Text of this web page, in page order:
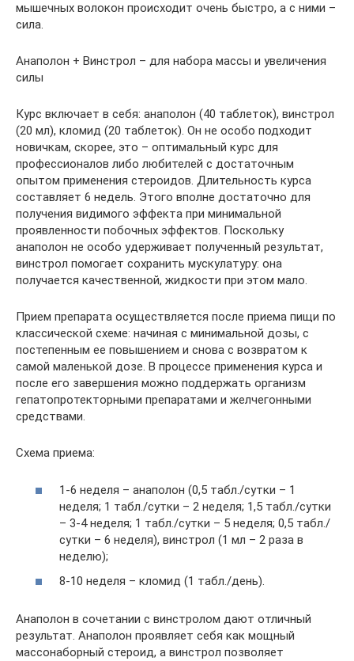
мышечных волокон происходит очень быстро, а с ними –
сила.
Анаполон + Винстрол – для набора массы и увеличения
силы
Курс включает в себя: анаполон (40 таблеток), винстрол
(20 мл), кломид (20 таблеток). Он не особо подходит
новичкам, скорее, это – оптимальный курс для
профессионалов либо любителей с достаточным
опытом применения стероидов. Длительность курса
составляет 6 недель. Этого вполне достаточно для
получения видимого эффекта при минимальной
проявленности побочных эффектов. Поскольку
анаполон не особо удерживает полученный результат,
винстрол помогает сохранить мускулатуру: она
получается качественной, жидкости при этом мало.
Прием препарата осуществляется после приема пищи по
классической схеме: начиная с минимальной дозы, с
постепенным ее повышением и снова с возвратом к
самой маленькой дозе. В процессе применения курса и
после его завершения можно поддержать организм
гепатопротекторными препаратами и желчегонными
средствами.
Схема приема:
1-6 неделя – анаполон (0,5 табл./сутки – 1
неделя; 1 табл./сутки – 2 неделя; 1,5 табл./сутки
– 3-4 неделя; 1 табл./сутки – 5 неделя; 0,5 табл./
сутки – 6 неделя), винстрол (1 мл – 2 раза в
неделю);
8-10 неделя – кломид (1 табл./день).
Анаполон в сочетании с винстролом дают отличный
результат. Анаполон проявляет себя как мощный
массонаборный стероид, а винстрол позволяет